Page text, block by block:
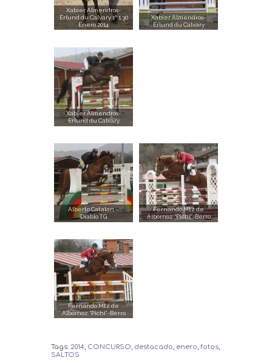
Xabier Almendros-
Erlund du Calvary 1º 1,30
Enero 2014
Xabier Almendros-
Erlund du Calvary
Xabier Almendros-
Erlund du Calvary
Alberto Catalan –
Diablo TG
Fernando Mtz de
Albornoz “Pichi”-Berro
Fernando Mtz de
Albornoz “Pichi”-Berro
Tags: 2014 CONCURSO destacado enero fotos
SALTOS